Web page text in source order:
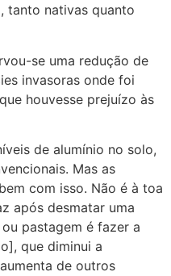
tanto nativas quanto
se uma redução de
invasoras onde foi
houvesse prejuízo às
de alumínio no solo,
Mas as
com isso. Não é à toa
após desmatar uma
pastagem é fazer a
que diminui a
de outros